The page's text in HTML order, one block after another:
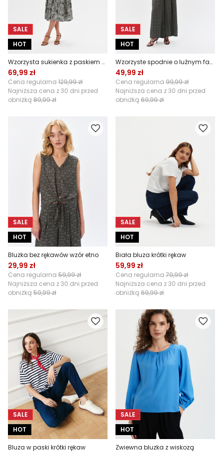
SALE
HOT
Wzorzysta sukienka z paskiem w talii
69,99 zł
Cena regularna 129,99 zł
Najniższa cena z 30 dni przed
obniżką 89,99 zł
SALE
HOT
Wzorzyste spodnie o luźnym fasonie
49,99 zł
Cena regularna 99,99 zł
Najniższa cena z 30 dni przed
obniżką 69,99 zł
SALE
HOT
Bluzka bez rękawów wzór etno
29,99 zł
Cena regularna 59,99 zł
Najniższa cena z 30 dni przed
obniżką 59,99 zł
SALE
HOT
Biała bluza krótki rękaw
59,99 zł
Cena regularna 79,99 zł
Najniższa cena z 30 dni przed
obniżką 69,99 zł
SALE
HOT
Bluza w paski krótki rękaw
SALE
HOT
Zwiewna bluzka z wiskozą